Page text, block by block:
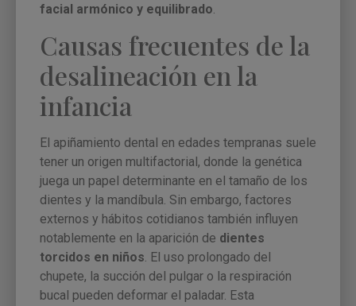
facial armónico y equilibrado
Causas frecuentes de la
desalineación en la
infancia
El apiñamiento dental en edades tempranas suele
tener un origen multifactorial, donde la genética
juega un papel determinante en el tamaño de los
dientes y la mandíbula. Sin embargo, factores
externos y hábitos cotidianos también influyen
notablemente en la aparición de dientes
torcidos en niños. El uso prolongado del
chupete, la succión del pulgar o la respiración
bucal pueden deformar el paladar. Esta